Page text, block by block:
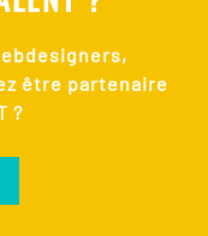
être partenaire
?